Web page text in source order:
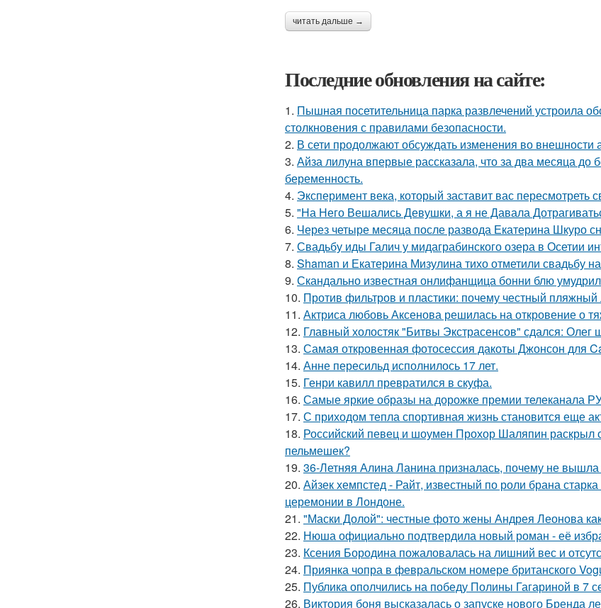
читать дальше →
Последние обновления на сайте:
1. Пышная посетительница парка развлечений устроила
столкновения с правилами безопасности.
2. В сети продолжают обсуждать изменения во внешности
3. Айза лилуна впервые рассказала, что за два месяца
беременность.
4. Эксперимент века, который заставит вас пересмотреть
5. "На Него Вешались Девушки, а я не Давала
6. Через четыре месяца после развода Екатерина Шкуро
7. Свадьбу иды Галич у мидаграбинского озера в Осетии
8. Shaman и Екатерина Мизулина тихо отметили свадьбу
9. Скандально известная онлифанщица бонни блю
10. Против фильтров и пластики: почему честный
11. Актриса любовь Аксенова решилась на откровение о
12. Главный холостяк "Битвы Экстрасенсов" сдался:
13. Самая откровенная фотосессия дакоты Джонсон для
14. Анне пересильд исполнилось 17 лет.
15. Генри кавилл превратился в скуфа.
16. Самые яркие образы на дорожке премии телеканала
17. С приходом тепла спортивная жизнь становится еще
18. Российский певец и шоумен Прохор Шаляпин раскрыл
пельмешек?
19. 36-Летняя Алина Ланина призналась, почему не вышла
20. Айзек хемпстед - Райт, известный по роли брана
церемонии в Лондоне.
21. "Маски Долой": честные фото жены Андрея Леонова
22. Нюша официально подтвердила новый роман - её
23. Ксения Бородина пожаловалась на лишний вес и
24. Приянка чопра в февральском номере британского
25. Публика ополчились на победу Полины Гагариной в 7
26. Виктория боня высказалась о запуске нового Бренда